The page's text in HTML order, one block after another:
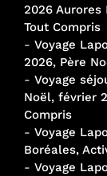
2026 Aurores
Tout Compris
- Voyage
2026, Père
- Voyage
Noël, février
Compris
- Voyage
Boréales,
- Voyage